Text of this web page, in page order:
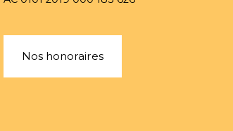
Nos honoraires